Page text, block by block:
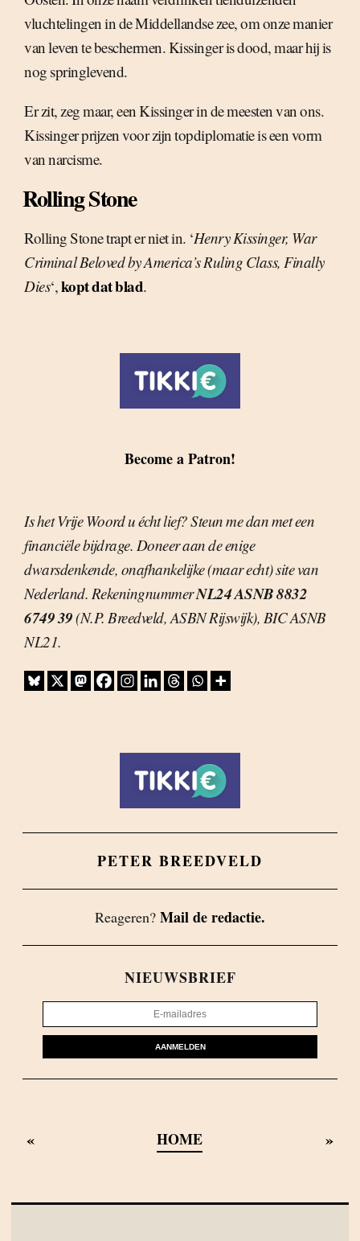
vluchtelingen in de Middellandse zee, om onze manier
van leven te beschermen. Kissinger is dood, maar hij is
nog springlevend.
Er zit, zeg maar, een Kissinger in de meesten van ons.
Kissinger prijzen voor zijn topdiplomatie is een vorm
van narcisme.
Rolling Stone
Rolling Stone trapt er niet in. ‘Henry Kissinger, War
Criminal Beloved by America’s Ruling Class, Finally
Dies‘,kopt dat blad.
Become a Patron!
Is het Vrije Woord u écht lief? Steun me dan met een
financiële bijdrage. Doneer aan de enige
dwarsdenkende, onafhankelijke (maar echt) site van
Nederland. RekeningnummerNL24 ASNB 8832
6749 39(N.P. Breedveld, ASBN Rijswijk), BIC ASNB
NL21.
PETER BREEDVELD
Reageren? Mail de redactie.
NIEUWSBRIEF
AANMELDEN
« HOME »